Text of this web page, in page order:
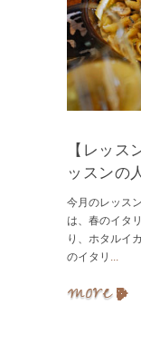
【レッス
ッスンの
今月のレッス
は、春のイタ
り、ホタルイ
のイタリ ...